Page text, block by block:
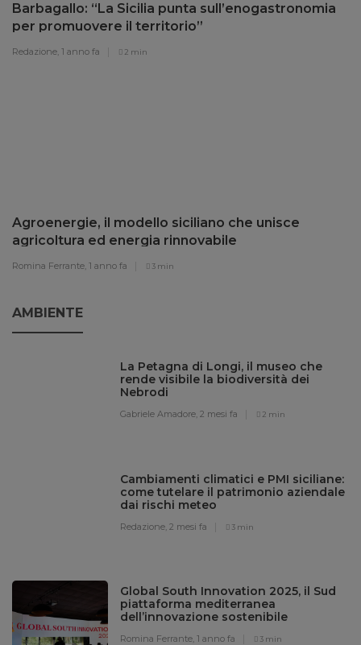
Barbagallo: “La Sicilia punta sull’enogastronomia
per promuovere il territorio”
Redazione, 1 anno fa 2 min
Agroenergie, il modello siciliano che unisce
agricoltura ed energia rinnovabile
Romina Ferrante, 1 anno fa 3 min
AMBIENTE
La Petagna di Longi, il museo che
rende visibile la biodiversità dei
Nebrodi
Gabriele Amadore,2 mesi fa 2 min
Cambiamenti climatici e PMI siciliane:
come tutelare il patrimonio aziendale
dai rischi meteo
Redazione,2 mesi fa 3 min
Global South Innovation 2025, il Sud
piattaforma mediterranea
dell’innovazione sostenibile
Romina Ferrante,1 anno fa 3 min